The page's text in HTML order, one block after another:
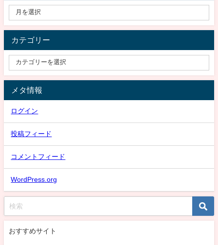
カテゴリー
メタ情報
ログイン
投稿フィード
コメントフィード
WordPress.org
おすすめサイト